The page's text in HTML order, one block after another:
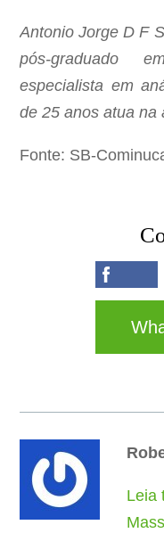
Antonio Jorge D F
pós-graduado
especialista em
de 25 anos atua na
Fonte: SB-
Leia